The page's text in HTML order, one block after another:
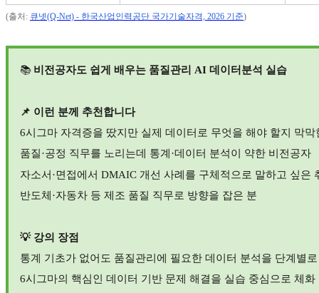
(출처 : 큐넷(Q-Net) - 한국산업인력공단 국가기술자격, 2026 기준)
📚 비전공자도 쉽게 배우는 품질관리 AI 데이터분석 실습
📌 이런 분께 추천합니다
6시그마 자격증을 땄지만 실제 데이터로 무엇을 해야 할지 막막
품질·공정 직무를 노리는데 통계 ·데이터 분석이 약한 비전공자
자소서·면접에서 DMAIC 개선 사례를 구체적으로 말하고 싶은
반도체 ·자동차 등 제조 품질 직무로 방향을 잡은 분
💡 강의 장점
통계 기초가 없어도 품질관리에 필요한 데이터 분석을 단계별
6시그마의 핵심인 데이터 기반 문제 해결을 실습 중심으로 체화